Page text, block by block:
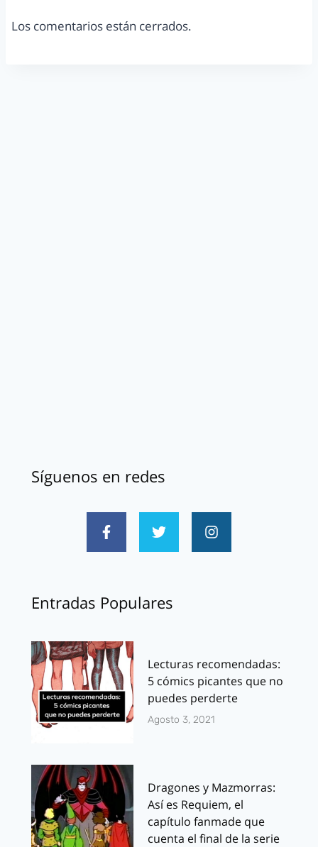
Los comentarios están cerrados.
Síguenos en redes
Entradas Populares
Lecturas recomendadas:
5 cómics picantes que no
puedes perderte
Agosto 3, 2021
Dragones y Mazmorras:
Así es Requiem, el
capítulo fanmade que
cuenta el final de la serie